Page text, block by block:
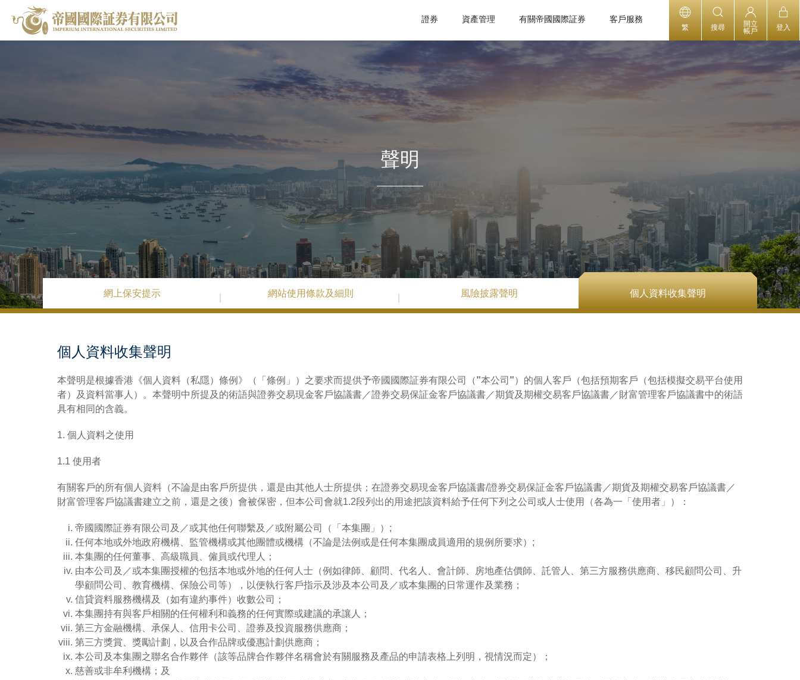
證券 資產管理 有關帝國國際証券 客戶服務
繁 搜尋
開立
帳戶
登入
聲明
網上保安提示 網站使用條款及細則 風險披露聲明 個人資料收集聲明
個人資料收集聲明
本聲明是根據香港《個人資料（私隱）條例》（「條例」）之要求而提供予帝國國際証券有限公司（”本公司”）的個人客戶（包括預期客戶（包括模擬交易平台使用
者）及資料當事人）。本聲明中所提及的術語與證券交易現金客戶協議書／證券交易保証金客戶協議書／期貨及期權交易客戶協議書／財富管理客戶協議書中的術語
具有相同的含義。
1. 個人資料之使用
1.1 使用者
有關客戶的所有個人資料（不論是由客戶所提供，還是由其他人士所提供；在證券交易現金客戶協議書/證券交易保証金客戶協議書／期貨及期權交易客戶協議書／
財富管理客戶協議書建立之前，還是之後）會被保密，但本公司會就1.2段列出的用途把該資料給予任何下列之公司或人士使用（各為一「使用者」）：
帝國國際証券有限公司及／或其他任何聯繫及／或附屬公司（「本集團」）;
任何本地或外地政府機構、監管機構或其他團體或機構（不論是法例或是任何本集團成員適用的規例所要求）;
本集團的任何董事、高級職員、僱員或代理人；
由本公司及／或本集團授權的包括本地或外地的任何人士（例如律師、顧問、代名人、會計師、房地產估價師、託管人、第三方服務供應商、移民顧問公司、升
學顧問公司、教育機構、保險公司等），以便執行客戶指示及涉及本公司及／或本集團的日常運作及業務；
信貸資料服務機構及（如有違約事件）收數公司；
本集團持有與客戶相關的任何權利和義務的任何實際或建議的承讓人；
第三方金融機構、承保人、信用卡公司、證券及投資服務供應商；
第三方獎賞、獎勵計劃，以及合作品牌或優惠計劃供應商；
本公司及本集團之聯名合作夥伴（該等品牌合作夥伴名稱會於有關服務及產品的申請表格上列明，視情況而定）；
慈善或非牟利機構；及